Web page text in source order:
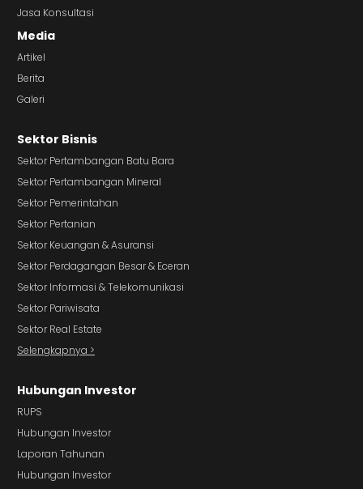
Jasa Konsultasi
Media
Artikel
Berita
Galeri
Sektor Bisnis
Sektor Pertambangan Batu Bara
Sektor Pertambangan Mineral
Sektor Pemerintahan
Sektor Pertanian
Sektor Keuangan & Asuransi
Sektor Perdagangan Besar & Eceran
Sektor Informasi & Telekomunikasi
Sektor Pariwisata
Sektor Real Estate
Selengkapnya >
Hubungan Investor
RUPS
Hubungan Investor
Laporan Tahunan
Hubungan Investor